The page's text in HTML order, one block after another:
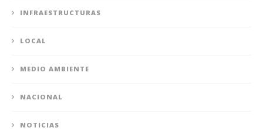
INFRAESTRUCTURAS
LOCAL
MEDIO AMBIENTE
NACIONAL
NOTICIAS